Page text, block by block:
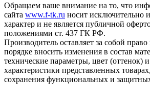
Обращаем ваше внимание на то, что
сайта www.f-tk.ru носит исключительно
характер и не является публичной
положениями ст. 437 ГК РФ.
Производитель оставляет за собой
порядке вносить изменения в состав
технические параметры, цвет (оттенок)
характеристики представленных
сохранения функциональных и